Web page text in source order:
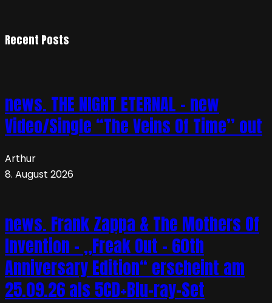
Recent Posts
news. THE NIGHT ETERNAL – new
Video/Single “The Veins Of Time” out
Arthur
8. August 2026
news. Frank Zappa & The Mothers Of
Invention – „Freak Out – 60th
Anniversary Edition“ erscheint am
25.09.26 als 5CD+Blu-ray-Set